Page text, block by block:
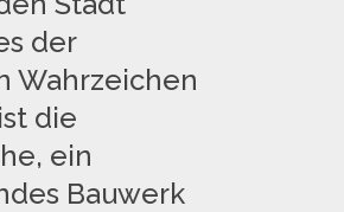
der
Wahrzeichen
die
ein
Bauwerk